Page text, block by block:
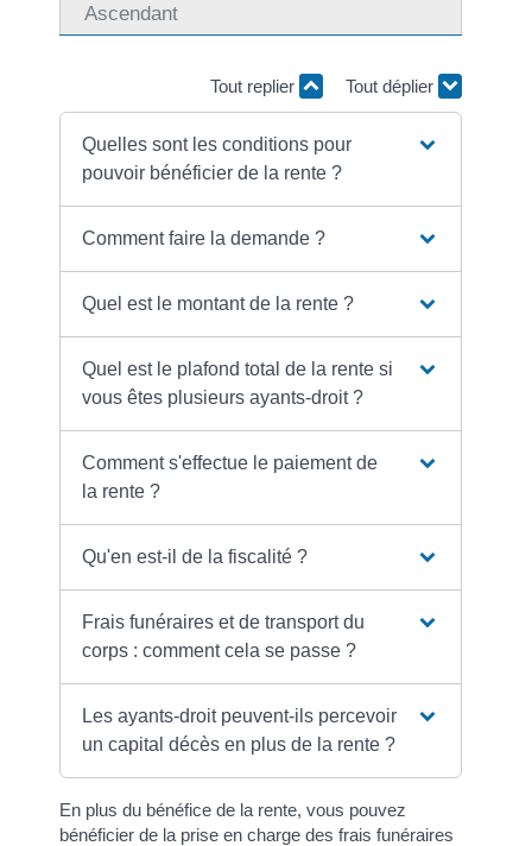
Ascendant
Tout replier Tout déplier
Quelles sont les conditions pour
pouvoir bénéficier de la rente ?
Comment faire la demande ?
Quel est le montant de la rente ?
Quel est le plafond total de la rente si
vous êtes plusieurs ayants-droit ?
Comment s'effectue le paiement de
la rente ?
Qu'en est-il de la fiscalité ?
Frais funéraires et de transport du
corps : comment cela se passe ?
Les ayants-droit peuvent-ils percevoir
un capital décès en plus de la rente ?
En plus du bénéfice de la rente, vous pouvez
bénéficier de la prise en charge des frais funéraires